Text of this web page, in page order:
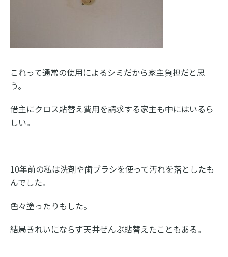
これって通常の使用によるシミだから家主負担だと思
う。
借主にクロス貼替え費用を請求する家主も中にはいるら
しい。
10年前の私は洗剤や歯ブラシを使って汚れを落としたも
んでした。
色々塗ったりもした。
結局きれいにならず天井ぜんぶ貼替えたこともある。